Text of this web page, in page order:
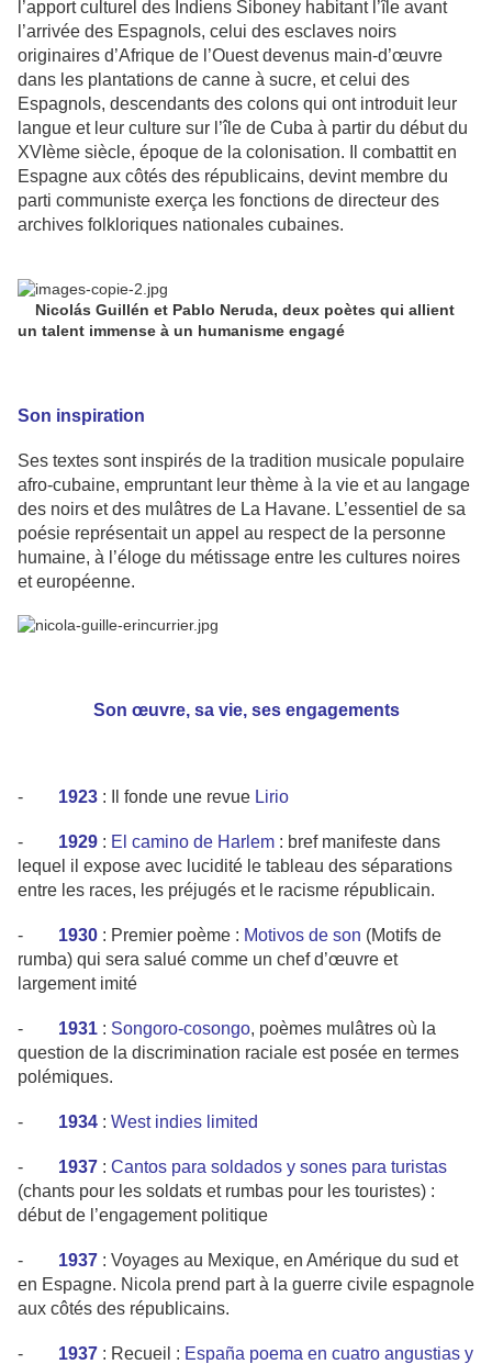
l’apport culturel des Indiens Siboney habitant l’île avant
l’arrivée des Espagnols, celui des esclaves noirs
originaires d’Afrique de l’Ouest devenus main-d’œuvre
dans les plantations de canne à sucre, et celui des
Espagnols, descendants des colons qui ont introduit leur
langue et leur culture sur l’île de Cuba à partir du début du
XVIème siècle, époque de la colonisation. Il combattit en
Espagne aux côtés des républicains, devint membre du
parti communiste exerça les fonctions de directeur des
archives folkloriques nationales cubaines.
Nicolás Guillén et Pablo Neruda, deux poètes qui allient
un talent immense à un humanisme engagé
Son inspiration
Ses textes sont inspirés de la tradition musicale populaire
afro-cubaine, empruntant leur thème à la vie et au langage
des noirs et des mulâtres de La Havane. L’essentiel de sa
poésie représentait un appel au respect de la personne
humaine, à l’éloge du métissage entre les cultures noires
et européenne.
Son œuvre, sa vie, ses engagements
- 1923 : Il fonde une revue Lirio
- 1929 : El camino de Harlem : bref manifeste dans
lequel il expose avec lucidité le tableau des séparations
entre les races, les préjugés et le racisme républicain.
- 1930 : Premier poème : Motivos de son (Motifs de
rumba) qui sera salué comme un chef d’œuvre et
largement imité
- 1931 : Songoro-cosongo, poèmes mulâtres où la
question de la discrimination raciale est posée en termes
polémiques.
- 1934 : West indies limited
- 1937 : Cantos para soldados y sones para turistas
(chants pour les soldats et rumbas pour les touristes) :
début de l’engagement politique
- 1937 : Voyages au Mexique, en Amérique du sud et
en Espagne. Nicola prend part à la guerre civile espagnole
aux côtés des républicains.
- 1937 : Recueil : España poema en cuatro angustias y